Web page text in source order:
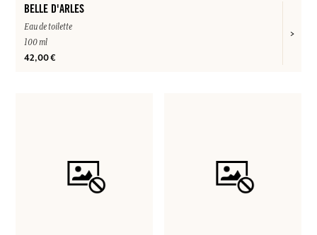
BELLE D'ARLES
Eau de toilette
100 ml
42,00 €